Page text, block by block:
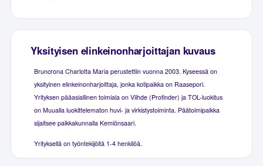
Yksityisen elinkeinonharjoittajan kuvaus
Bruncrona Charlotta Maria perustettiin vuonna 2003. Kyseessä on
yksityinen elinkeinonharjoittaja, jonka kotipaikka on Raasepori.
Yrityksen pääasiallinen toimiala on Viihde (Profinder) ja TOL-luokitus
on Muualla luokittelematon huvi- ja virkistystoiminta. Päätoimipaikka
sijaitsee paikkakunnalla Kemiönsaari.
Yrityksellä on työntekijöitä 1-4 henkilöä.